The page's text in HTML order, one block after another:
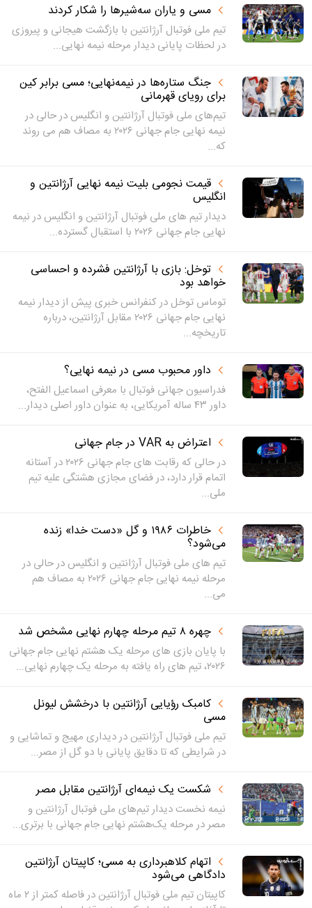
مسی و یاران سه‌شیرها را شکار کردند
تیم ملی فوتبال آرژانتین با بازگشت هیجانی و پیروزی
در لحظات پایانی دیدار مرحله نیمه نهایی...
جنگ ستاره‌ها در نیمه‌نهایی؛ مسی برابر کین
برای رویای قهرمانی
تیم‌های ملی فوتبال آرژانتین و انگلیس در حالی در
نیمه نهایی جام جهانی ۲۰۲۶ به مصاف هم می روند
که...
قیمت نجومی بلیت نیمه نهایی آرژانتین و
انگلیس
دیدار تیم های ملی فوتبال آرژانتین و انگلیس در نیمه
نهایی جام جهانی ۲۰۲۶ با استقبال گسترده...
توخل: بازی با آرژانتین فشرده و احساسی
خواهد بود
توماس توخل در کنفرانس خبری پیش از دیدار نیمه‌
نهایی جام جهانی ۲۰۲۶ مقابل آرژانتین، درباره
تاریخچه...
داور محبوب مسی در نیمه نهایی؟
فدراسیون جهانی فوتبال با معرفی اسماعیل الفتح،
داور ۴۳ ساله آمریکایی، به عنوان داور اصلی دیدار...
اعتراض به VAR در جام جهانی
در حالی که رقابت های جام جهانی ۲۰۲۶ در آستانه
اتمام قرار دارد، در فضای مجازی هشتگی علیه تیم
ملی...
خاطرات ۱۹۸۶ و گل «دست خدا» زنده
می‌شود؟
تیم های ملی فوتبال آرژانتین و انگلیس در حالی در
مرحله نیمه نهایی جام جهانی ۲۰۲۶ به مصاف هم
می...
چهره ۸ تیم مرحله چهارم نهایی مشخص شد
با پایان بازی های مرحله یک هشتم نهایی جام جهانی
۲۰۲۶، تیم های راه یافته به مرحله یک چهارم نهایی...
کامبک رؤیایی آرژانتین با درخشش لیونل
مسی
تیم ملی فوتبال آرژانتین در دیداری مهیج و تماشایی و
در شرایطی که تا دقایق پایانی با دو گل از مصر...
شکست یک نیمه‌ای آرژانتین مقابل مصر
نیمه نخست دیدار تیم‌های ملی فوتبال آرژانتین و
مصر در مرحله یک‌هشتم نهایی جام جهانی با برتری...
اتهام کلاهبرداری به مسی؛ کاپیتان آرژانتین
دادگاهی می‌شود
کاپیتان تیم ملی فوتبال آرژانتین در فاصله کمتر از ۲ ماه